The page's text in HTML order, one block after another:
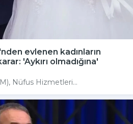
evlenen kadınların
'Aykırı olmadığına'
Nüfus Hizmetleri...